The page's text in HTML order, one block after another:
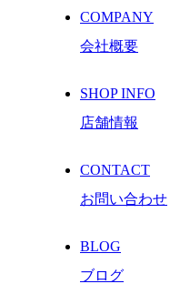
COMPANY
会社概要
SHOP INFO
店舗情報
CONTACT
お問い合わせ
BLOG
ブログ